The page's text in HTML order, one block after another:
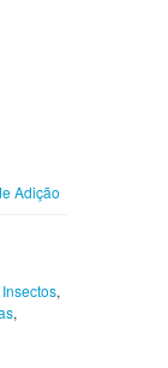
Adição
Insectos,
,